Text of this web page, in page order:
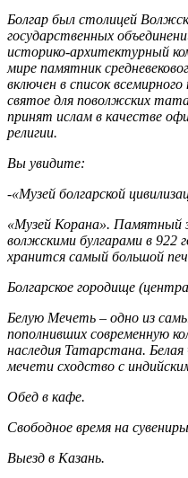
Болгар был столицей
государственных
историко-архитектурный
мире памятник
включен в список
святое для поволжских
принят ислам в качестве
религии.
Вы увидите:
-«Музей болгарской
«Музей Корана». Памятный
волжскими булгарами в 922
хранится самый большой
Болгарское городище
Белую Мечеть – одно из
пополнивших современную
наследия Татарстана.
мечети сходство с
Обед в кафе.
Свободное время на сувениры
Выезд в Казань.